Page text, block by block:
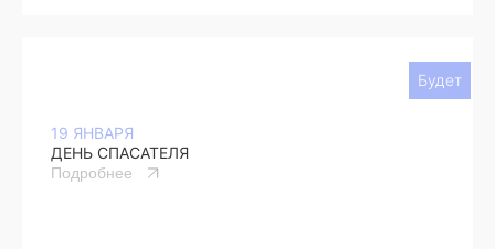
Будет
19 ЯНВАРЯ
ДЕНЬ СПАСАТЕЛЯ
Подробнее